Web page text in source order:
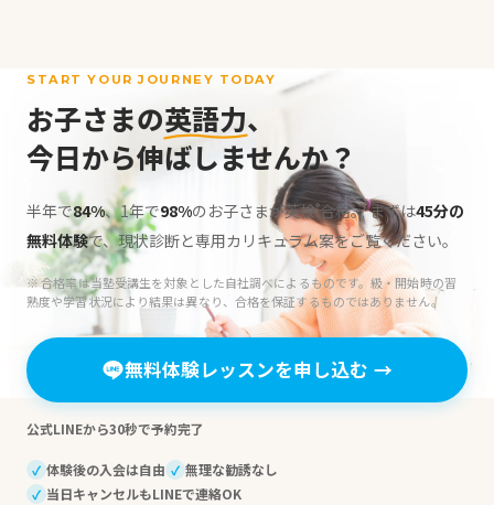
ョ
ン
START YOUR JOURNEY TODAY
お子さまの英語力、
今日から伸ばしませんか？
半年で84%、1年で98%のお子さまが英検®合格。まずは45分の
無料体験で、現状診断と専用カリキュラム案をご覧ください。
※ 合格率は当塾受講生を対象とした自社調べによるものです。級・開始時の習
熟度や学習状況により結果は異なり、合格を保証するものではありません。
無料体験レッスンを申し込む →
公式LINEから30秒で予約完了
✓ 体験後の入会は自由 ✓ 無理な勧誘なし
✓ 当日キャンセルもLINEで連絡OK